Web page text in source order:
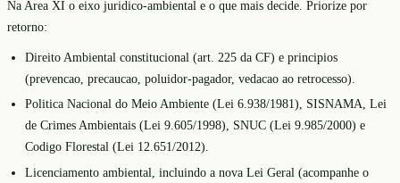
Na Area XI o eixo juridico-ambiental e o que mais decide. Priorize por
retorno:
Direito Ambiental constitucional (art. 225 da CF) e principios
(prevencao, precaucao, poluidor-pagador, vedacao ao retrocesso).
Politica Nacional do Meio Ambiente (Lei 6.938/1981), SISNAMA, Lei
de Crimes Ambientais (Lei 9.605/1998), SNUC (Lei 9.985/2000) e
Codigo Florestal (Lei 12.651/2012).
Licenciamento ambiental, incluindo a nova Lei Geral (acompanhe o